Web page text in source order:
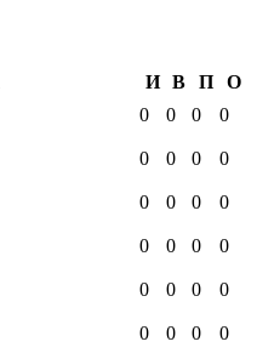
И В П
О
0 0 0 0
0 0 0 0
0 0 0 0
0 0 0 0
0 0 0 0
0 0 0 0